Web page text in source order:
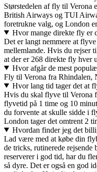
Størstedelen af fly til Verona
British Airways og TUI
foretrukne valg, og London
Hvor mange direkte fly er
Det er langt nemmere at
mellemlande. Hvis du rejser
at der er 268 direkte fly hver
Hvor afgår de mest
Fly til Verona fra Rhindalen,
Hvor lang tid tager det at
Hvis du skal flyve til Verona
flyvetid på 1 time og 10
du forvente at skulle sidde i
London tager det omtrent 2
Hvordan finder jeg det
Lad være med at købe din
de tricks, rutinerede
reserverer i god tid, har du
så dyre. Det er også en god